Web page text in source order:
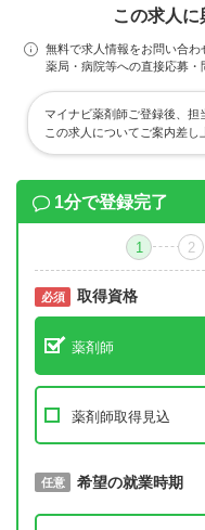
この求人
無料で求人情報をお問い合わ
薬局・病院等への直接応募・
マイナビ薬剤師ご登録後、担
この求人についてご案内差し
1分で登録完了
1 2
必須 取得資格
薬剤師
薬剤師取得見込
必須 取得予定年
任意 希望の就業時期